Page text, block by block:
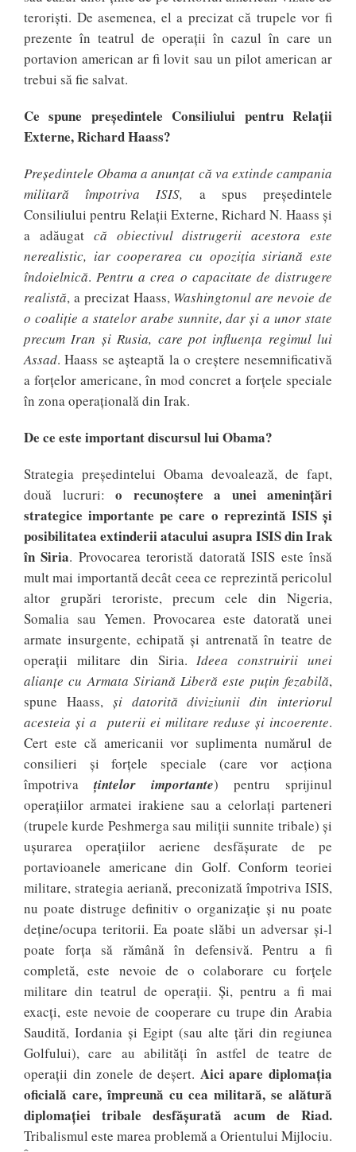
teroriști. De asemenea, el a precizat că trupele vor fi
prezente în teatrul de operații în cazul în care un
portavion american ar fi lovit sau un pilot american ar
trebui să fie salvat.
Ce spune președintele Consiliului pentru Relații
Externe, Richard Haass?
Președintele Obama a anunțat că va extinde campania
militară împotriva ISIS, a spus președintele
Consiliului pentru Relații Externe, Richard N. Haass și
a adăugat că obiectivul distrugerii acestora este
nerealistic, iar cooperarea cu opoziția siriană este
îndoielnică.Pentru a crea o capacitate de distrugere
realistă, a precizat Haass, Washingtonul are nevoie de
o coaliție a statelor arabe sunnite, dar și a unor state
precum Iran și Rusia, care pot influența regimul lui
Assad. Haass se așteaptă la o creștere nesemnificativă
a forțelor americane, în mod concret a forțele speciale
în zona operațională din Irak.
De ce este important discursul lui Obama?
Strategia președintelui Obama devoalează, de fapt,
două lucruri: o recunoștere a unei amenințări
strategice importante pe care o reprezintă ISIS și
posibilitatea extinderii atacului asupra ISIS din Irak
în Siria. Provocarea teroristă datorată ISIS este însă
mult mai importantă decât ceea ce reprezintă pericolul
altor grupări teroriste, precum cele din Nigeria,
Somalia sau Yemen. Provocarea este datorată unei
armate insurgente, echipată și antrenată în teatre de
operații militare din Siria.Ideea construirii unei
alianțe cu Armata Siriană Liberă este puțin fezabilă,
spune Haass, și datorită diviziunii din interiorul
acesteia și a puterii ei militare reduse și incoerente.
Cert este că americanii vor suplimenta numărul de
consilieri și forțele speciale (care vor acționa
împotrivațintelor importante) pentru sprijinul
operațiilor armatei irakiene sau a celorlați parteneri
(trupele kurde Peshmerga sau miliții sunnite tribale) și
ușurarea operațiilor aeriene desfășurate de pe
portavioanele americane din Golf. Conform teoriei
militare, strategia aeriană, preconizată împotriva ISIS,
nu poate distruge definitiv o organizație și nu poate
deține/ocupa teritorii. Ea poate slăbi un adversar și-l
poate forța să rămână în defensivă. Pentru a fi
completă, este nevoie de o colaborare cu forțele
militare din teatrul de operații. Și, pentru a fi mai
exacți, este nevoie de cooperare cu trupe din Arabia
Saudită, Iordania și Egipt (sau alte țări din regiunea
Golfului), care au abilități în astfel de teatre de
operații din zonele de deșert. Aici apare diplomația
oficială care, împreună cu cea militară, se alătură
diplomației tribale desfășurată acum de Riad.
Tribalismul este marea problemă a Orientului Mijlociu.